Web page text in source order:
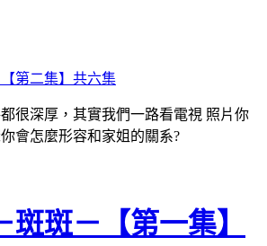
很深厚，其實我們一路看電視 照片你
會怎麼形容和家姐的關系?
斑斑－【第一集】